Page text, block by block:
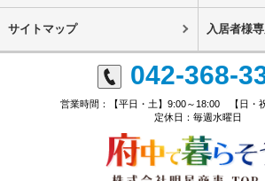
サイトマップ 入居者様
042-368-
営業時間：【平日・土】9:00～18:00 【日・
定休日：毎週水曜日